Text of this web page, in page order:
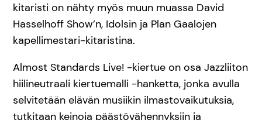
kitaristi on nähty myös muun muassa David
Hasselhoff Show’n, Idolsin ja Plan Gaalojen
kapellimestari-kitaristina.
Almost Standards Live! -kiertue on osa Jazzliiton
hiilineutraali kiertuemalli -hanketta, jonka avulla
selvitetään elävän musiikin ilmastovaikutuksia,
tutkitaan keinoja päästövähennyksiin ja